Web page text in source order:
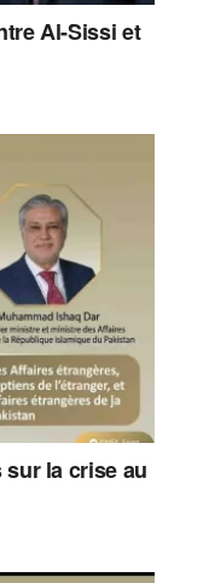
Al-Sissi et
la crise au